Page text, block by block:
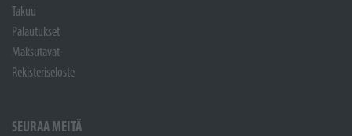
Takuu
Palautukset
Maksutavat
Rekisteriseloste
SEURAA MEITÄ